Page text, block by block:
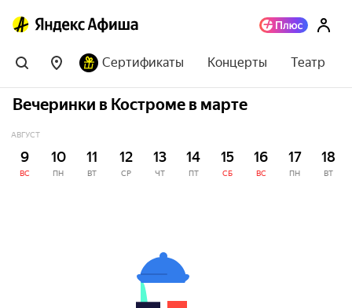
Сертификаты Концерты Театр
Вечеринки в Костроме в марте
АВГУСТ
9
ВС
10
ПН
11
ВТ
12
СР
13
ЧТ
14
ПТ
15
СБ
16
ВС
17
ПН
18
ВТ